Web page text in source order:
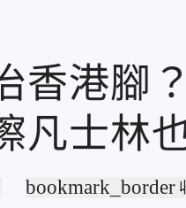
香港腳
凡士林
bookmark_border